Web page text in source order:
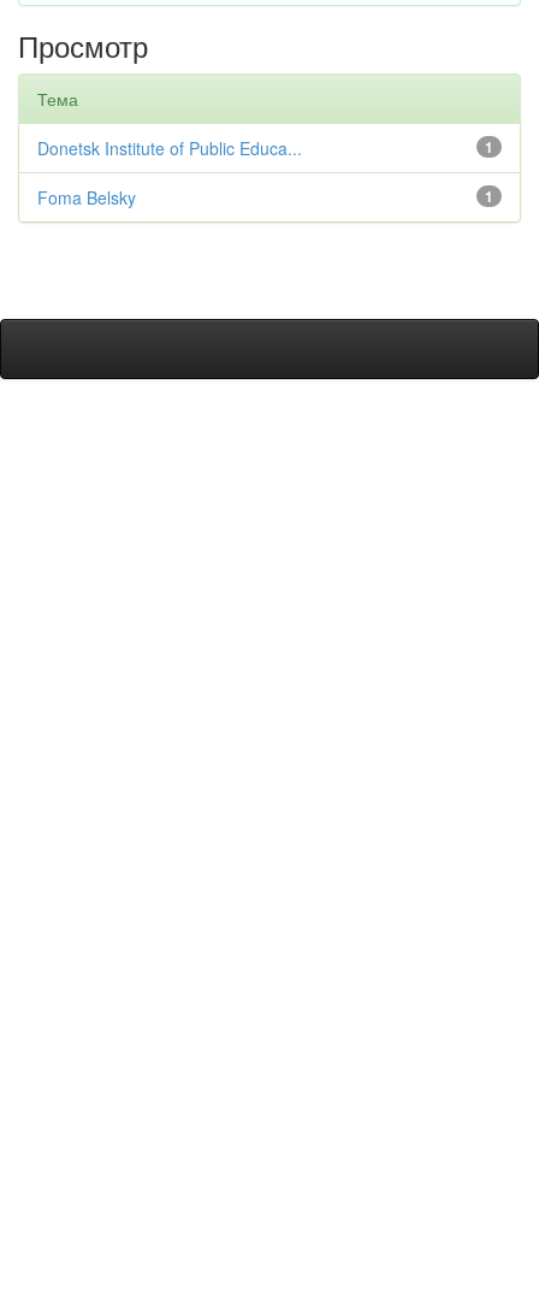
Просмотр
Тема
1
Donetsk Institute of Public Educa...
1
Foma Belsky